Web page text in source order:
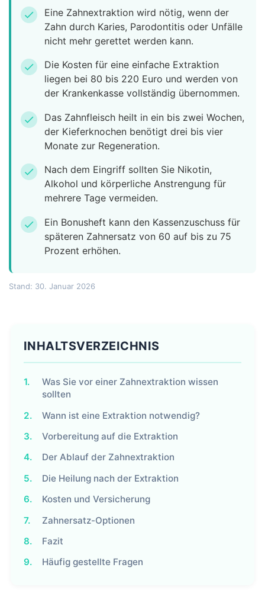
check
Eine Zahnextraktion wird nötig, wenn der
Zahn durch Karies, Parodontitis oder Unfälle
nicht mehr gerettet werden kann.
check
Die Kosten für eine einfache Extraktion
liegen bei 80 bis 220 Euro und werden von
der Krankenkasse vollständig übernommen.
check
Das Zahnfleisch heilt in ein bis zwei Wochen,
der Kieferknochen benötigt drei bis vier
Monate zur Regeneration.
check
Nach dem Eingriff sollten Sie Nikotin,
Alkohol und körperliche Anstrengung für
mehrere Tage vermeiden.
check
Ein Bonusheft kann den Kassenzuschuss für
späteren Zahnersatz von 60 auf bis zu 75
Prozent erhöhen.
Stand: 30. Januar 2026
INHALTSVERZEICHNIS
1.
Was Sie vor einer Zahnextraktion wissen
sollten
2.
Wann ist eine Extraktion notwendig?
3.
Vorbereitung auf die Extraktion
4.
Der Ablauf der Zahnextraktion
5.
Die Heilung nach der Extraktion
6.
Kosten und Versicherung
7.
Zahnersatz-Optionen
8.
Fazit
9.
Häufig gestellte Fragen